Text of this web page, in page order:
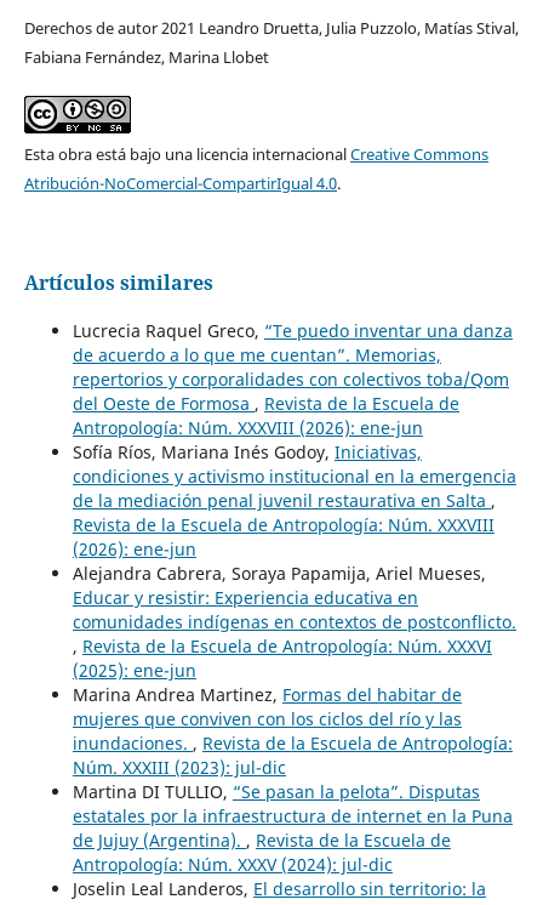
Derechos de autor 2021 Leandro Druetta, Julia Puzzolo, Matías Stival,
Fabiana Fernández, Marina Llobet
Esta obra está bajo una licencia internacionalCreative Commons
Atribución-NoComercial-CompartirIgual 4.0.
Artículos similares
Lucrecia Raquel Greco, “Te puedo inventar una danza
de acuerdo a lo que me cuentan”. Memorias,
repertorios y corporalidades con colectivos toba/Qom
del Oeste de Formosa , Revista de la Escuela de
Antropología: Núm. XXXVIII (2026): ene-jun
Sofía Ríos, Mariana Inés Godoy, Iniciativas,
condiciones y activismo institucional en la emergencia
de la mediación penal juvenil restaurativa en Salta ,
Revista de la Escuela de Antropología: Núm. XXXVIII
(2026): ene-jun
Alejandra Cabrera, Soraya Papamija, Ariel Mueses,
Educar y resistir: Experiencia educativa en
comunidades indígenas en contextos de postconflicto.
, Revista de la Escuela de Antropología: Núm. XXXVI
(2025): ene-jun
Marina Andrea Martinez, Formas del habitar de
mujeres que conviven con los ciclos del río y las
inundaciones. , Revista de la Escuela de Antropología:
Núm. XXXIII (2023): jul-dic
Martina DI TULLIO, “Se pasan la pelota”. Disputas
estatales por la infraestructura de internet en la Puna
de Jujuy (Argentina). , Revista de la Escuela de
Antropología: Núm. XXXV (2024): jul-dic
Joselin Leal Landeros, El desarrollo sin territorio: la